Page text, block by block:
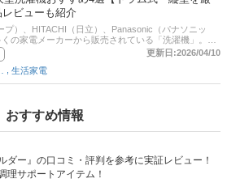
口コミとあわせてチェックしてみてください。
ビューも紹介
プ）、HITACHI（日立）、Panasonic（パナソニッ
の家電メーカーから販売されている「洗濯機」。さ
製品がありますが、一般的に、4人家族の場合で容
されています。家族が多い場合や、週末にまとめて
型の洗濯機があると便利でしょう。この記事では、
以上の大型洗濯機の選び方、診断チャート、おすす
比較一覧表や通販サイトの最新人気ランキングもある
口コミとあわせてチェックしてみてください。
更新日:2026/04/10
生活家電
おすすめ情報
ダー』の口コミ・評判を参考に実証レビュー！
理サポートアイテム！